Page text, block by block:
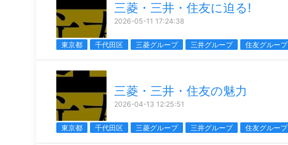
三菱・三井・住友に迫る!
2026-05-11 17:24:38
東京都 千代田区 三菱グループ 三井グループ 住友グループ
三菱・三井・住友の魅力
2026-04-13 12:25:51
東京都 千代田区 三菱グループ 三井グループ 住友グループ